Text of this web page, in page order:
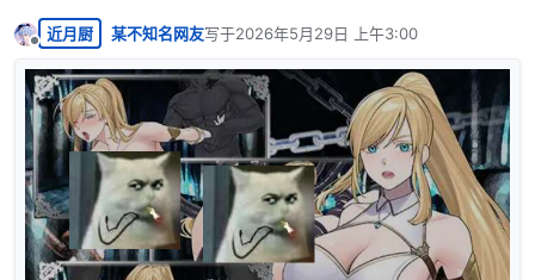
离线
近月厨 某不知名网友写于2026年5月29日 上午3:00
最后由 编辑